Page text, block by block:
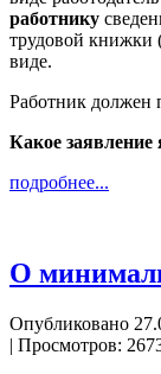
работнику
трудовой книжки
виде.
Работник должен
Какое заявление
подробнее...
О
Опубликовано
| Просмотров: